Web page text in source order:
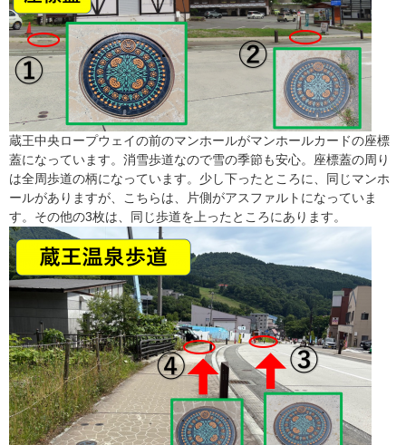
蔵王中央ロープウェイの前のマンホールがマンホールカードの座標
蓋になっています。消雪歩道なので雪の季節も安心。座標蓋の周り
は全周歩道の柄になっています。少し下ったところに、同じマンホ
ールがありますが、こちらは、片側がアスファルトになっていま
す。その他の3枚は、同じ歩道を上ったところにあります。